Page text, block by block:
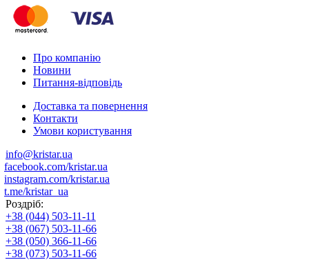
Про компанію
Новини
Питання-відповідь
Доставка та повернення
Контакти
Умови користування
info@kristar.ua
facebook.com/kristar.ua
instagram.com/kristar.ua
t.me/kristar_ua
Роздріб:
+38 (044) 503-11-11
+38 (067) 503-11-66
+38 (050) 366-11-66
+38 (073) 503-11-66